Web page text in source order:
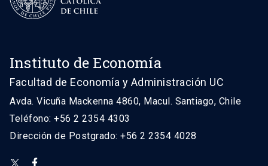
Instituto de Economía
Facultad de Economía y Administración UC
Avda. Vicuña Mackenna 4860, Macul. Santiago, Chile
Teléfono: +56 2 2354 4303
Dirección de Postgrado: +56 2 2354 4028